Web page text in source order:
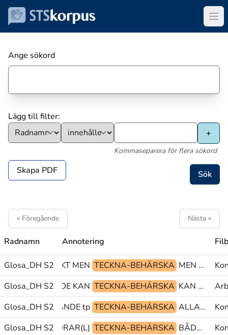
Ange sökord
Lägg till filter:
Kommaseparera för flera sökord
Skapa PDF
« Föregående Nästa »
Radnamn Annotering
Glosa_DH S2
HA KONTAKT MEN TECKNA-BEHÄRSKA MEN PEK FÖRSÖKA
Glosa_DH S2HÖRANDE KAN TECKNA-BEHÄRSKA KAN LITE(7b) KÄNNA
Glosa_DH S2
SEX HÖRANDE tp@& TECKNA-BEHÄRSKA ALLA BETYDA ALLA
Glosa_DH S2
BÅDA FÖRÄLDRAR(L) TECKNA-BEHÄRSKA BÅDA PERF MANILLA^SKOLA@en